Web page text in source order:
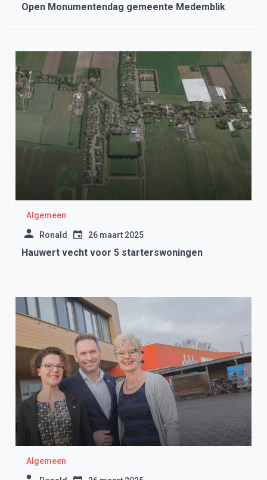
Open Monumentendag gemeente Medemblik
Algemeen
Ronald 26 maart 2025
Hauwert vecht voor 5 starterswoningen
Algemeen